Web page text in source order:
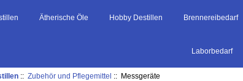
Ätherische Öle Hobby Destillen Brennereibedarf
Laborbedarf
::Zubehör und Pflegemittel :: Messgeräte